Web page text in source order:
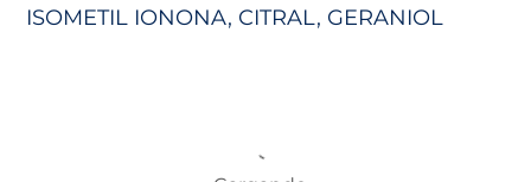
ISOMETIL IONONA, CITRAL, GERANIOL